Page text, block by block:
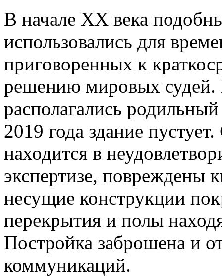
В начале XX века
использовались для
приговоренных к
решению мировых судей.
располагались
2019 года здание
находится в
экспертизе, повреждены
несущие конструкции
перекрытия и полы
Постройка заброшена и
коммуникаций.